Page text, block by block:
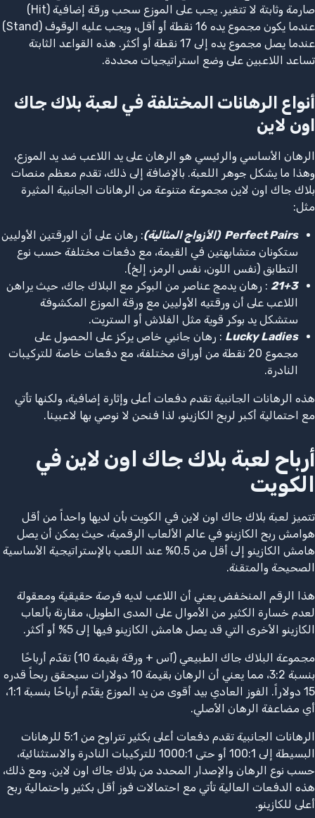
صارمة وثابتة لا تتغير. يجب على الموزع سحب ورقة إضافية (Hit)
عندما يكون مجموع يده 16 نقطة أو أقل، ويجب عليه الوقوف (Stand)
عندما يصل مجموع يده إلى 17 نقطة أو أكثر. هذه القواعد الثابتة
تساعد اللاعبين على وضع استراتيجيات محددة.
أنواع الرهانات المختلفة في لعبة بلاك جاك
اون لاين
الرهان الأساسي والرئيسي هو الرهان على يد اللاعب ضد يد الموزع،
وهذا ما يشكل جوهر اللعبة. بالإضافة إلى ذلك، تقدم معظم منصات
بلاك جاك اون لاين مجموعة متنوعة من الرهانات الجانبية المثيرة
مثل:
Perfect Pairs (الأزواج المثالية): رهان على أن الورقتين الأوليين
ستكونان متشابهتين في القيمة، مع دفعات مختلفة حسب نوع
التطابق (نفس اللون، نفس الرمز، إلخ).
21+3 : رهان يدمج عناصر من البوكر مع البلاك جاك، حيث يراهن
اللاعب على أن ورقتيه الأوليين مع ورقة الموزع المكشوفة
ستشكل يد بوكر قوية مثل الفلاش أو الستريت.
Lucky Ladies : رهان جانبي خاص يركز على الحصول على
مجموع 20 نقطة من أوراق مختلفة، مع دفعات خاصة للتركيبات
النادرة.
هذه الرهانات الجانبية تقدم دفعات أعلى وإثارة إضافية، ولكنها تأتي
مع احتمالية أكبر لربح الكازينو، لذا فنحن لا نوصي بها لاعبينا.
أرباح لعبة بلاك جاك اون لاين في
الكويت
تتميز لعبة بلاك جاك اون لاين في الكويت بأن لديها واحداً من أقل
هوامش ربح الكازينو في عالم الألعاب الرقمية، حيث يمكن أن يصل
هامش الكازينو إلى أقل من 0.5% عند اللعب بالإستراتيجية الأساسية
الصحيحة والمتقنة.
هذا الرقم المنخفض يعني أن اللاعب لديه فرصة حقيقية ومعقولة
لعدم خسارة الكثير من الأموال على المدى الطويل، مقارنة بألعاب
الكازينو الأخرى التي قد يصل هامش الكازينو فيها إلى 5% أو أكثر.
مجموعة البلاك جاك الطبيعي (آس + ورقة بقيمة 10) تقدّم أرباحًا
بنسبة 3:2، مما يعني أن الرهان بقيمة 10 دولارات سيحقق ربحاً قدره
15 دولاراً. الفوز العادي بيد أقوى من يد الموزع يقدّم أرباحًا بنسبة 1:1،
أي مضاعفة الرهان الأصلي.
الرهانات الجانبية تقدم دفعات أعلى بكثير تتراوح من 5:1 للرهانات
البسيطة إلى 100:1 أو حتى 1000:1 للتركيبات النادرة والاستثنائية،
حسب نوع الرهان والإصدار المحدد من بلاك جاك اون لاين. ومع ذلك،
هذه الدفعات العالية تأتي مع احتمالات فوز أقل بكثير واحتمالية ربح
أعلى للكازينو.